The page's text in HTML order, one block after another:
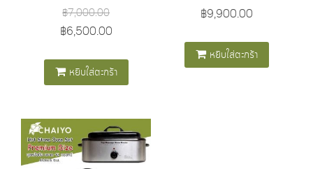
฿7,000.00
฿6,500.00
หยิบใส่ตะกร้า
฿9,900.00
หยิบใส่ตะกร้า